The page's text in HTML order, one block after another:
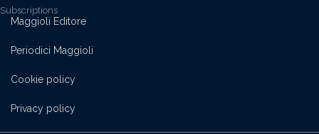
Subscriptions
Maggioli Editore
Periodici Maggioli
Cookie policy
Privacy policy